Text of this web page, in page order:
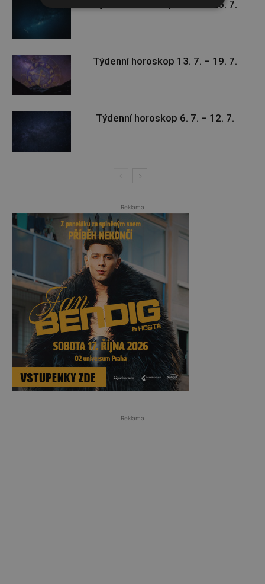
Týdenní horoskop 20. 7. – 26. 7.
Týdenní horoskop 13. 7. – 19. 7.
Týdenní horoskop 6. 7. – 12. 7.
Reklama
Reklama